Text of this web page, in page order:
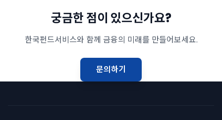
궁금한 점이 있으신가요?
한국펀드서비스와 함께 금융의 미래를 만들어보세요.
문의하기